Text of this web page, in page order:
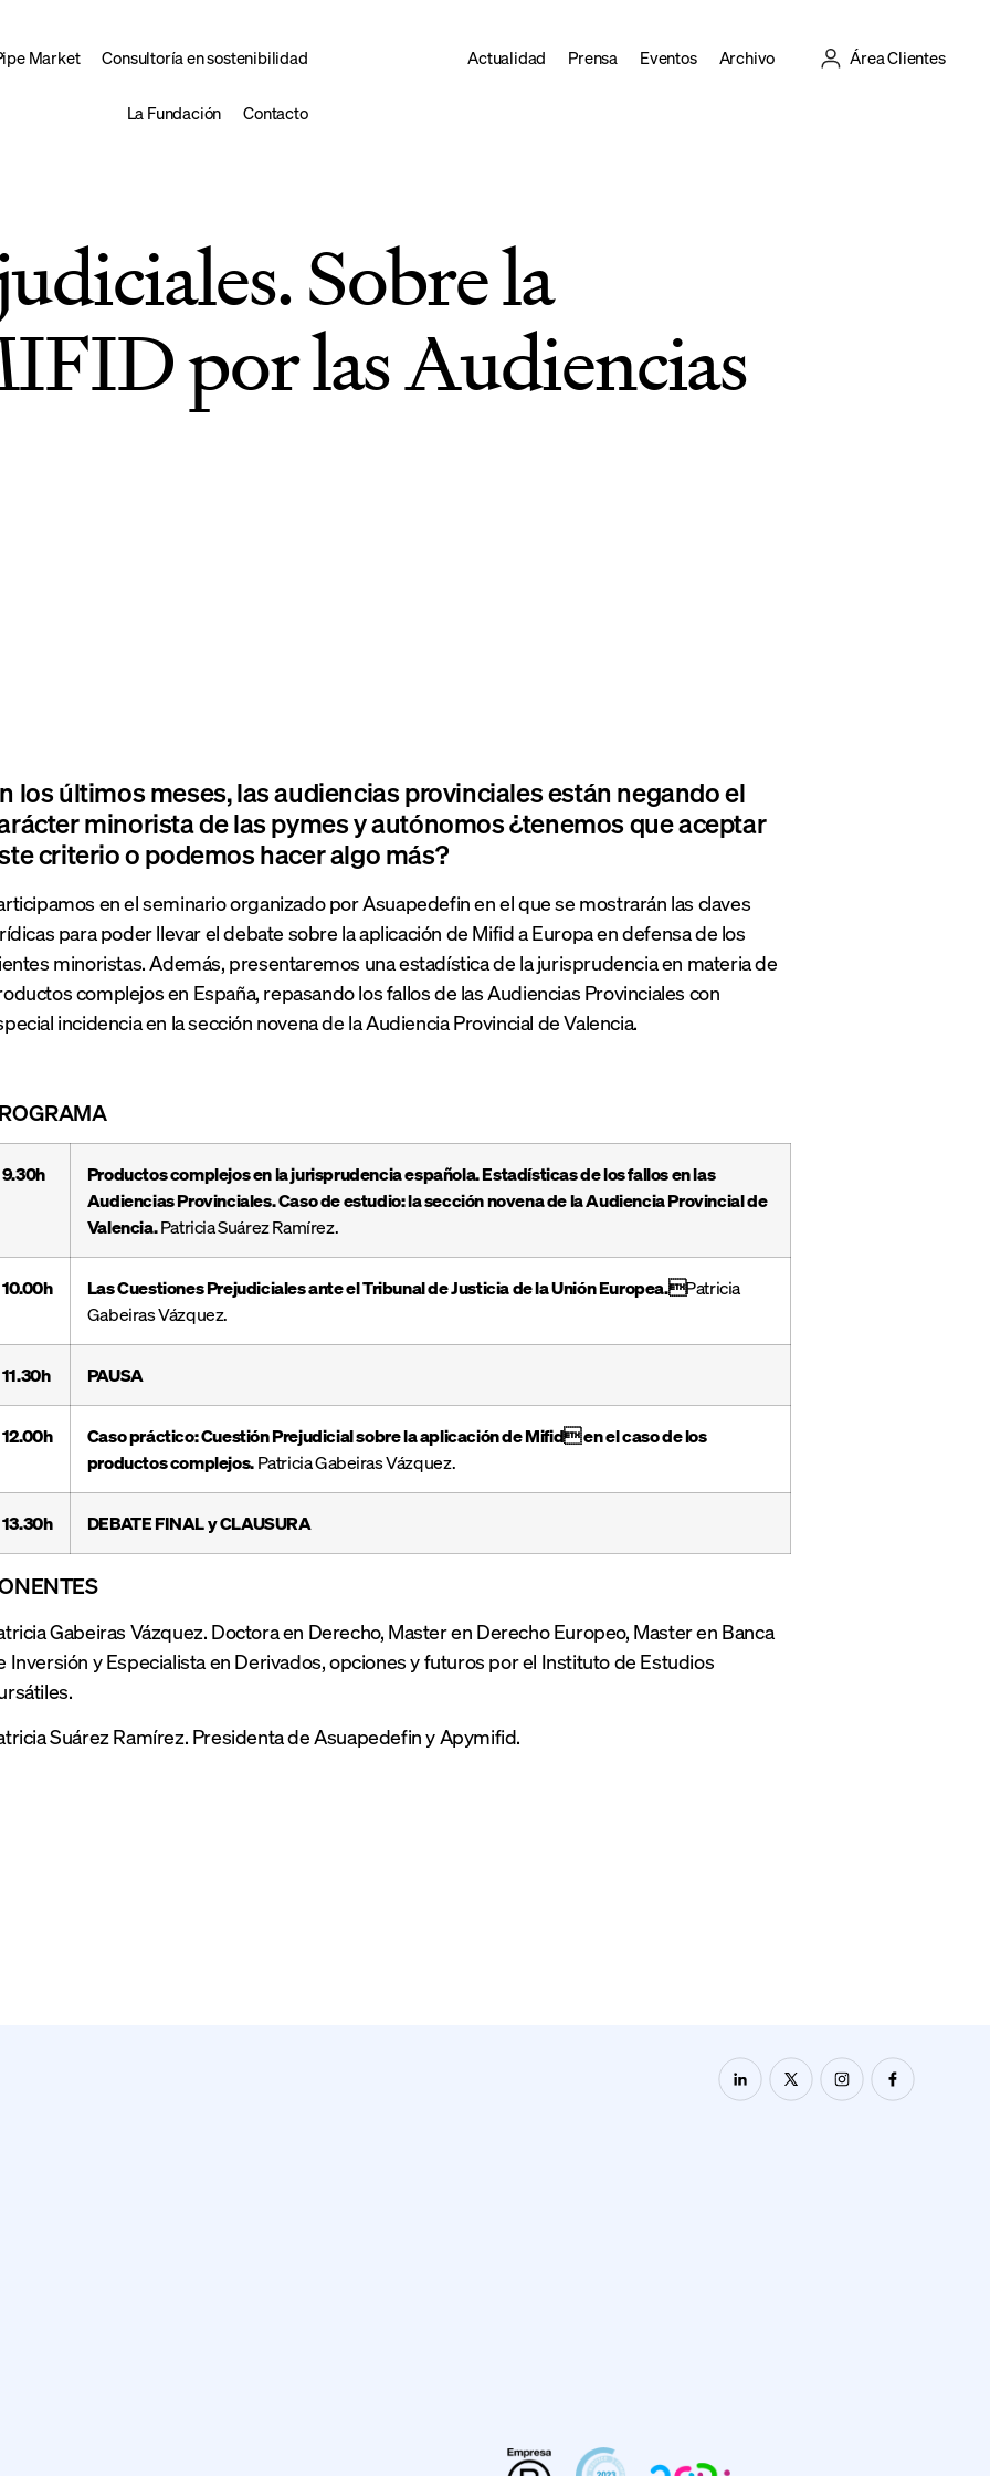
Market Consultoría en sostenibilidad
La Fundación Contacto
Actualidad Prensa Eventos Archivo Área Clientes
Sobre la
por las Audiencias
los últimos meses, las audiencias provinciales están negando el
minorista de las pymes y autónomos ¿tenemos que aceptar
criterio o podemos hacer algo más?
en el seminario organizado por Asuapedefin en el que se mostrarán las claves
para poder llevar el debate sobre la aplicación de Mifid a Europa en defensa de los
minoristas. Además, presentaremos una estadística de la jurisprudencia en materia de
complejos en España, repasando los fallos de las Audiencias Provinciales con
incidencia en la sección novena de la Audiencia Provincial de Valencia.
9.30h
Productos complejos en la jurisprudencia española. Estadísticas de los fallos en las
Audiencias Provinciales. Caso de estudio: la sección novena de la Audiencia Provincial de
Valencia.Patricia Suárez Ramírez.
10.00h Las Cuestiones Prejudiciales ante el Tribunal de Justicia de la Unión Europea.Patricia
Gabeiras Vázquez.
11.30h PAUSA
12.00h
Caso práctico: Cuestión Prejudicial sobre la aplicación de Mifid en el caso de los
productos complejos.Patricia Gabeiras Vázquez.
13.30h DEBATE FINAL y CLAUSURA
Gabeiras Vázquez. Doctora en Derecho, Master en Derecho Europeo, Master en Banca
Inversión y Especialista en Derivados, opciones y futuros por el Instituto de Estudios
Suárez Ramírez. Presidenta de Asuapedefin y Apymifid.